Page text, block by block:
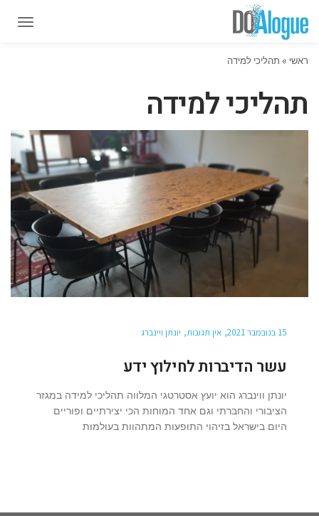
ראשי » תהליכי למידה
תהליכי למידה
15 בנובמבר 2021 אין תגובות יונתן ויינברג
עשר הדיברות לחילוץ ידע
יונתן ווינברג הוא יועץ אסטרטגי המלווה תהליכי למידה במגזר
הציבורי והחברתי וגם אחד המוחות הכי יצירתיים ופוריים
היום בישראל בזיהוי התופעות המתהוות בעולמות